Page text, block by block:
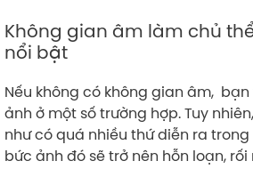
Không gian âm làm chủ
nổi bật
Nếu không có không gian âm,
ảnh ở một số trường hợp. Tuy
như có quá nhiều thứ diễn ra
bức ảnh đó sẽ trở nên hỗn loạn,